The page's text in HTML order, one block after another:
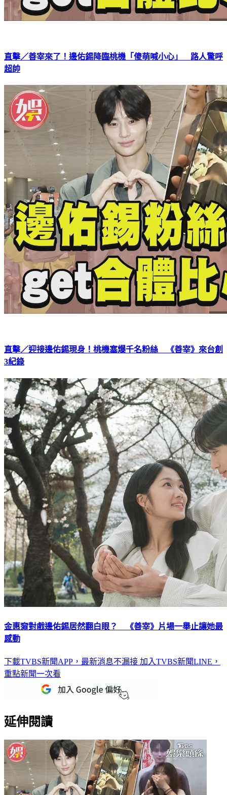
直擊／善宰來了！邊佑錫降臨桃機「傻萌喊小心」 路人驚呼
超帥
直擊／迎接邊佑錫現身！桃機塞爆千名粉絲 《善宰》來台創
3紀錄
金惠奫對戲邊佑錫居然翻白眼？ 《善宰》片場一舉止讓她最
感動
下載TVBS新聞APP，最新消息不漏接 加入TVBS新聞LINE，
重點新聞一次看
延伸閱讀